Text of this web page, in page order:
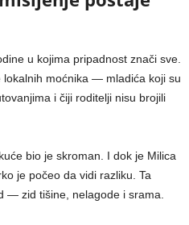
u kojima pripadnost znači sve.
moćnika — mladića koji su
i čiji roditelji nisu brojili
bio je skroman. I dok je Milica
je počeo da vidi razliku. Ta
— zid tišine, nelagode i srama.